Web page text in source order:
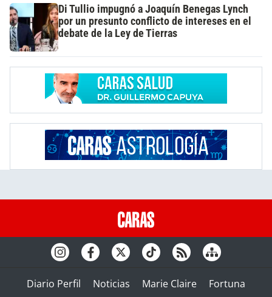
Di Tullio impugnó a Joaquín Benegas Lynch
por un presunto conflicto de intereses en el
debate de la Ley de Tierras
Diario Perfil Noticias Marie Claire
Fortuna